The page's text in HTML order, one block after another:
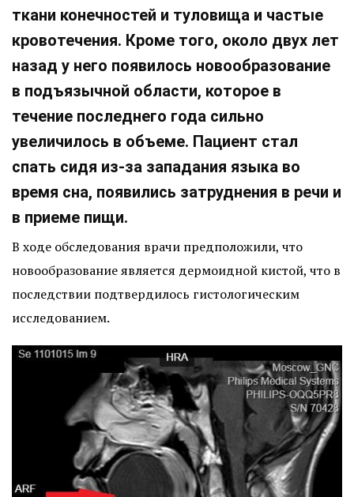
ткани конечностей и туловища и частые
кровотечения. Кроме того, около двух лет
назад у него появилось новообразование
в подъязычной области, которое в
течение последнего года сильно
увеличилось в объеме. Пациент стал
спать сидя из-за западания языка во
время сна, появились затруднения в речи и
в приеме пищи.
В ходе обследования врачи предположили, что
новообразование является дермоидной кистой, что в
последствии подтвердилось гистологическим
исследованием.